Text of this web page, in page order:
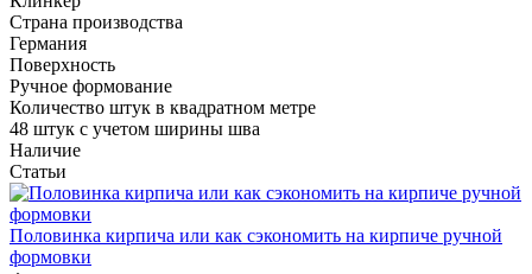
Страна производства
Германия
Поверхность
Ручное формование
Количество штук в квадратном метре
48 штук с учетом ширины шва
Наличие
Статьи
Половинка кирпича или как сэкономить на кирпиче ручной
формовки